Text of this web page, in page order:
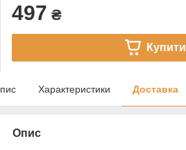
497 ₴
Купити
Характеристики Доставка
Опис